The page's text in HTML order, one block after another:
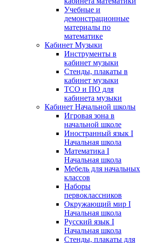
Учебные и
демонстрационные
материалы по
математике
Кабинет Музыки
Инструменты в
кабинет музыки
Стенды, плакаты в
кабинет музыки
ТСО и ПО для
кабинета музыки
Кабинет Начальной школы
Игровая зона в
начальной школе
Иностранный язык I
Начальная школа
Математика I
Начальная школа
Мебель для начальных
классов
Наборы
первоклассников
Окружающий мир I
Начальная школа
Русский язык I
Начальная школа
Стенды, плакаты для